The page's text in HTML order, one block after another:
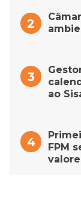
ao
FPM